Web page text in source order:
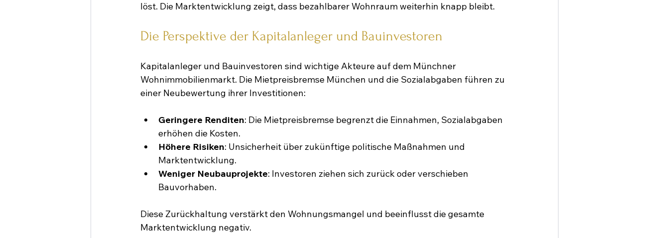
löst. Die Marktentwicklung zeigt, dass bezahlbarer Wohnraum weiterhin knapp bleibt.
Die Perspektive der Kapitalanleger und Bauinvestoren
Kapitalanleger und Bauinvestoren sind wichtige Akteure auf dem Münchner
Wohnimmobilienmarkt. Die Mietpreisbremse München und die Sozialabgaben führen zu
einer Neubewertung ihrer Investitionen:
Geringere Renditen: Die Mietpreisbremse begrenzt die Einnahmen, Sozialabgaben
erhöhen die Kosten.
Höhere Risiken: Unsicherheit über zukünftige politische Maßnahmen und
Marktentwicklung.
Weniger Neubauprojekte: Investoren ziehen sich zurück oder verschieben
Bauvorhaben.
Diese Zurückhaltung verstärkt den Wohnungsmangel und beeinflusst die gesamte
Marktentwicklung negativ.